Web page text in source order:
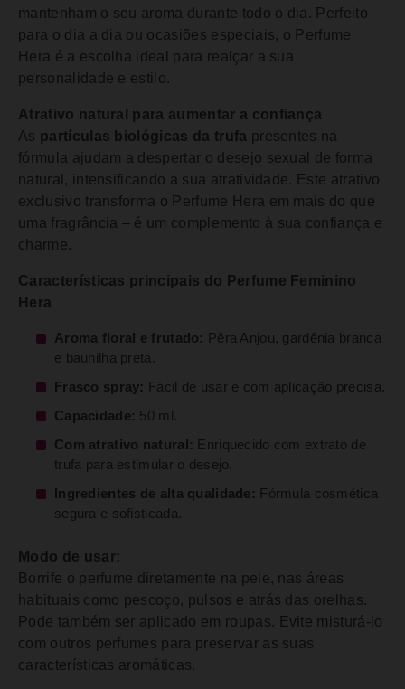
mantenham o seu aroma durante todo o dia. Perfeito
para o dia a dia ou ocasiões especiais, o Perfume
Hera é a escolha ideal para realçar a sua
personalidade e estilo.
Atrativo natural para aumentar a confiança
As partículas biológicas da trufa presentes na
fórmula ajudam a despertar o desejo sexual de forma
natural, intensificando a sua atratividade. Este atrativo
exclusivo transforma o Perfume Hera em mais do que
uma fragrância – é um complemento à sua confiança e
charme.
Características principais do Perfume Feminino
Hera
Aroma floral e frutado:
Pêra Anjou, gardênia branca
e baunilha preta.
Frasco spray:
Fácil de usar e com aplicação precisa.
Capacidade: 50 ml.
Com atrativo natural: Enriquecido com extrato de
trufa para estimular o desejo.
Ingredientes de alta qualidade: Fórmula cosmética
segura e sofisticada.
Modo de usar:
Borrife o perfume diretamente na pele, nas áreas
habituais como pescoço, pulsos e atrás das orelhas.
Pode também ser aplicado em roupas. Evite misturá-lo
com outros perfumes para preservar as suas
características aromáticas.